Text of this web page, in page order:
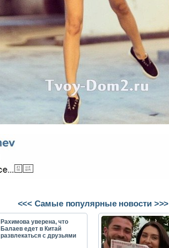
<<< Самые популярные новости >>>
Рахимова уверена, что
Балаев едет в Китай
развлекаться с друзьями